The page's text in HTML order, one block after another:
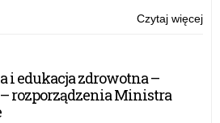
Czytaj więcej
i edukacja zdrowotna –
rozporządzenia Ministra